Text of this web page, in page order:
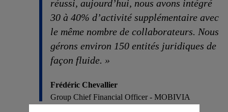
réussi, aujourd’hui, nous avons intégré
30 à 40% d’activité supplémentaire avec
le même nombre de collaborateurs. Nous
gérons environ 150 entités juridiques de
façon fluide. »
Frédéric Chevallier
Group Chief Financial Officer - MOBIVIA